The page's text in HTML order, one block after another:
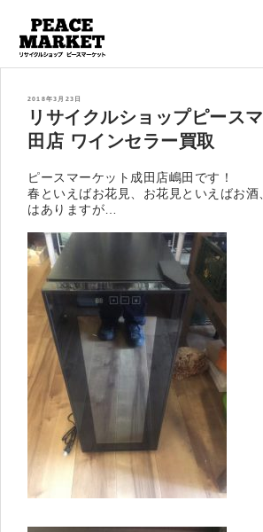
投
2018年3月23日
リサイクルショップピース
田店 ワインセラー買取
ピースマーケット成田店嶋田です！
春といえばお花見、お花見といえばお
はありますが…